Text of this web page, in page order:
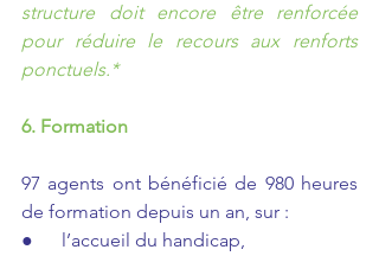
structure doit encore être renforcée
pour réduire le recours aux renforts
ponctuels.*
6. Formation
97 agents ont bénéficié de 980 heures
de formation depuis un an, sur :
●      l’accueil du handicap,